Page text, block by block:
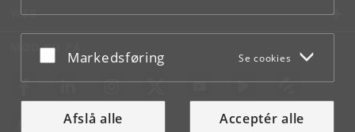
Acceptér eller afslå
Markedsføring Se cookies
Afslå alle Acceptér alle
WEB
MØD KU PÅ